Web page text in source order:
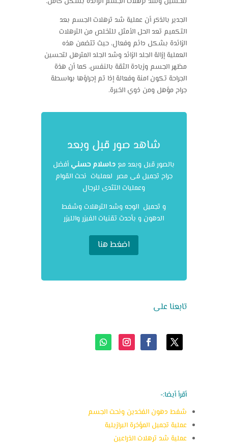
الجدير بالذكر أن عملية شد ترهلات الجسم بعد
التكميم تعد الحل الأمثل للتخلص من الترهلات
الزائدة بشكل دائم وفعال، حيث تتضمن هذه
العملية إزالة الجلد الزائد وشد الجلد المترهل لتحسين
مظهر الجسم وزيادة الثقة بالنفس، كما أن هذة
الجراحة تكون آمنة وفعالة إذا تم إجراؤها بواسطة
جراح مؤهل ومن ذوي الخبرة.
شاهد صور قبل وبعد
بالصور قبل وبعد مع د.اسلام حسني أفضل
جراح تجميل فى مصر لعمليات نحت القوام
وعمليات التثدى للرجال
و تجميل الوجه وشد الترهلات وشفط
الدهون و بأحدث تقنيات الفيزر والليزر
اضغط هنا
تابعنا على
أقرأ أيضا:-
شفط دهون الفخدين ونحت الجسم
عملية تجميل المؤخرة البرازيلية
عملية شد ترهلات الذراعين